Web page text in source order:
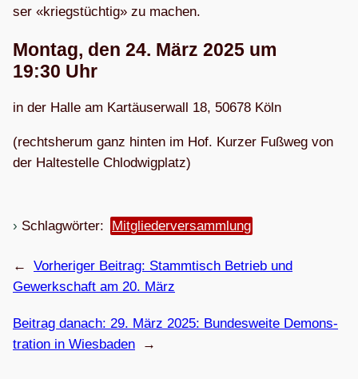
ser «kriegs­tüch­tig» zu machen.
Mon­tag, den 24. März 2025 um
19:30 Uhr
in der Halle am Kar­täu­ser­wall 18, 50678 Köln
(rechts­herum ganz hin­ten im Hof. Kur­zer Fuß­weg von
der Hal­te­stelle Chlodwigplatz)
Schlagwörter: Mitgliederversammlung
← Vorheriger Beitrag: Stamm­tisch Betrieb und
Gewerk­schaft am 20. März
Beitrag danach: 29. März 2025: Bun­des­weite Demons­
tra­tion in Wiesbaden
→